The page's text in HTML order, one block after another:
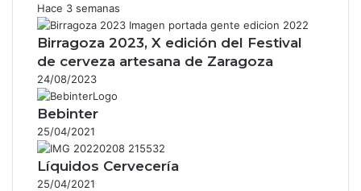
Hace 3 semanas
Birragoza 2023, X edición del Festival
de cerveza artesana de Zaragoza
24/08/2023
Bebinter
25/04/2021
Líquidos Cervecería
25/04/2021